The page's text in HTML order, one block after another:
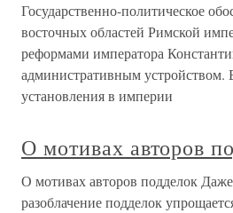
Государственно-политическое
восточных областей Римской
реформами императора
административным устройством.
установления в империи
О мотивах авторов
О мотивах авторов подделок Даже
разоблачение подделок